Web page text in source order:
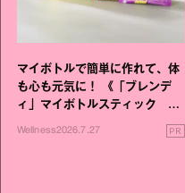
マイボトルで簡単に作れて、体
も心も元気に！ 《「ブレンデ
ィ」マイボトルスティック い
いこと毎日》シリーズが誕生
Wellness2026.7.27 PR